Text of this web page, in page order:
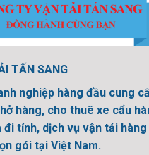
TẤN SANG
nghiệp hàng đầu cung
hàng, cho thuê xe cẩu
đi tỉnh, dịch vụ vận tải
gói tại Việt Nam.